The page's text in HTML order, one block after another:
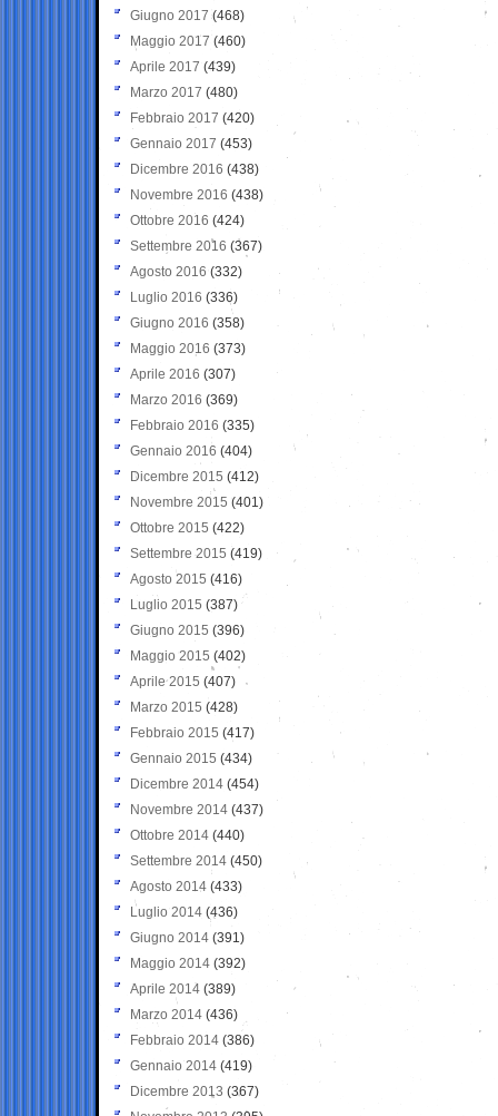
Giugno 2017 (468)
Maggio 2017 (460)
Aprile 2017 (439)
Marzo 2017 (480)
Febbraio 2017 (420)
Gennaio 2017 (453)
Dicembre 2016 (438)
Novembre 2016 (438)
Ottobre 2016 (424)
Settembre 2016 (367)
Agosto 2016 (332)
Luglio 2016 (336)
Giugno 2016 (358)
Maggio 2016 (373)
Aprile 2016 (307)
Marzo 2016 (369)
Febbraio 2016 (335)
Gennaio 2016 (404)
Dicembre 2015 (412)
Novembre 2015 (401)
Ottobre 2015 (422)
Settembre 2015 (419)
Agosto 2015 (416)
Luglio 2015 (387)
Giugno 2015 (396)
Maggio 2015 (402)
Aprile 2015 (407)
Marzo 2015 (428)
Febbraio 2015 (417)
Gennaio 2015 (434)
Dicembre 2014 (454)
Novembre 2014 (437)
Ottobre 2014 (440)
Settembre 2014 (450)
Agosto 2014 (433)
Luglio 2014 (436)
Giugno 2014 (391)
Maggio 2014 (392)
Aprile 2014 (389)
Marzo 2014 (436)
Febbraio 2014 (386)
Gennaio 2014 (419)
Dicembre 2013 (367)